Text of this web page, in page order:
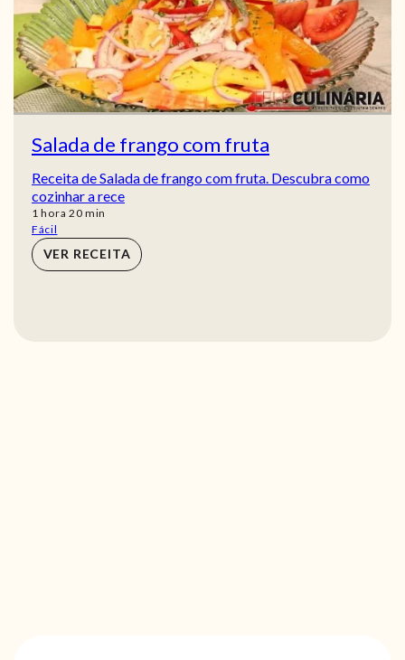
Salada de frango com fruta
Receita de Salada de frango com fruta. Descubra como
cozinhar a rece
1 hora
hora 20min
min
Fácil
VER RECEITA